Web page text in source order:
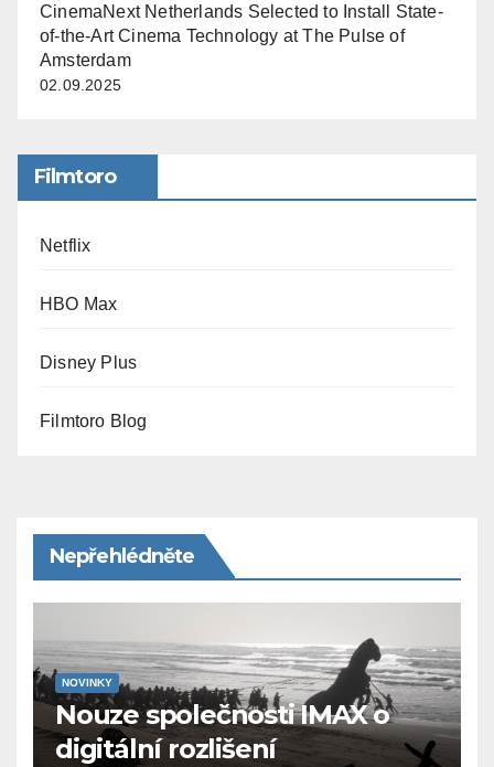
CinemaNext Netherlands Selected to Install State-
of-the-Art Cinema Technology at The Pulse of
Amsterdam
02.09.2025
Filmtoro
Netflix
HBO Max
Disney Plus
Filmtoro Blog
Nepřehlédněte
NOVINKY
Nouze společnosti IMAX o
digitální rozlišení